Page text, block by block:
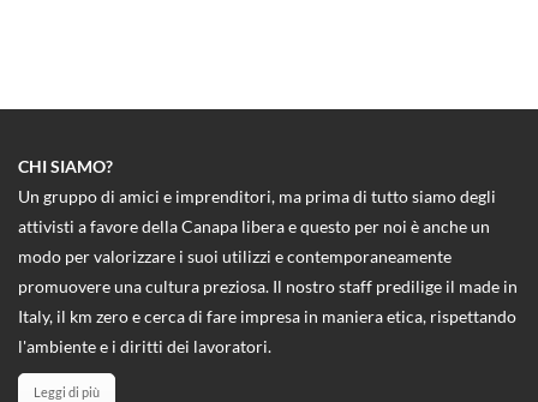
CHI SIAMO?
Un gruppo di amici e imprenditori, ma prima di tutto siamo degli
attivisti a favore della Canapa libera e questo per noi è anche un
modo per valorizzare i suoi utilizzi e contemporaneamente
promuovere una cultura preziosa. Il nostro staff predilige il made in
Italy, il km zero e cerca di fare impresa in maniera etica, rispettando
l'ambiente e i diritti dei lavoratori.
Leggi di più